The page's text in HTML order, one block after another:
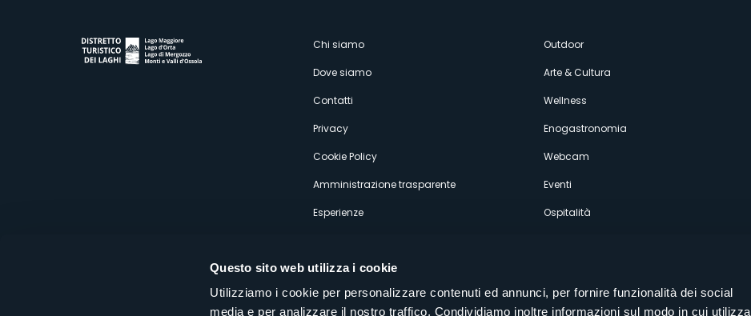
Questo sito web utilizza i cookie
Utilizziamo i cookie per personalizzare contenuti ed annunci, per fornire funzionalità dei social
media e per analizzare il nostro traffico. Condividiamo inoltre informazioni sul modo in cui utilizza
Menù
secondario
Chi siamo
Dove siamo
Contatti
Privacy
Cookie Policy
Amministrazione trasparente
Esperienze
Outdoor
Arte & Cultura
Wellness
Enogastronomia
Webcam
Eventi
Ospitalità